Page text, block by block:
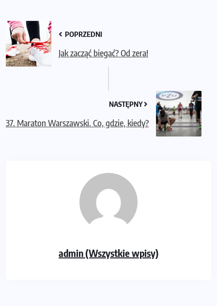
POPRZEDNI
Jak zacząć biegać? Od zera!
NASTĘPNY
37. Maraton Warszawski. Co, gdzie, kiedy?
admin (Wszystkie wpisy)